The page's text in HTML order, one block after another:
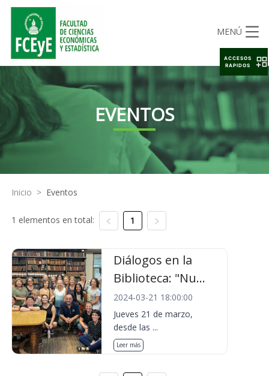
MENÚ
EVENTOS
Inicio > Eventos
1 elementos en total: 1
Diálogos en la
Biblioteca: "Nu...
2024-03-21 18:00:00
Jueves 21 de marzo,
desde las ...
Leer más
ACCESOS
RAPIDOS